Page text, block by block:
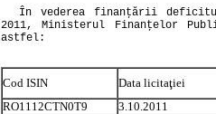
În vederea finanţării
2011, Ministerul Finanţelor
astfel:
Cod ISIN
Data licitaţiei
RO1112CTN0T9
3.10.2011